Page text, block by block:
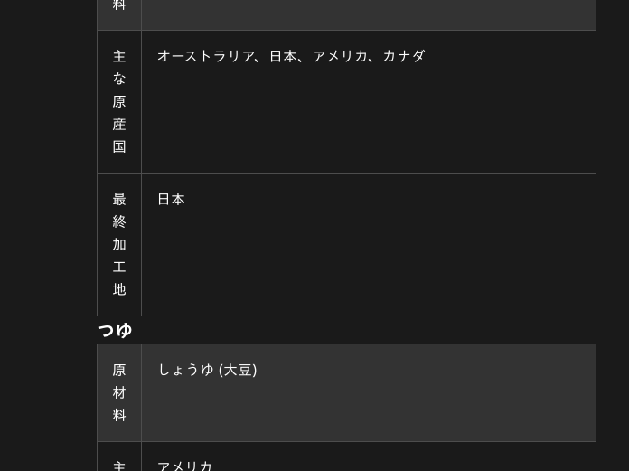
料
主
な
原
産
国
オーストラリア、日本、アメリカ、カナダ
最
終
加
工
地
日本
つゆ
原
材
料
しょうゆ (大豆)
主
アメリカ